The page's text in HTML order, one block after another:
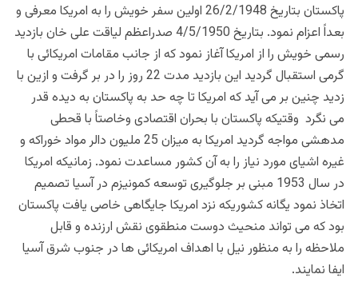
پاکستان بتاریخ 26/2/1948 اولین سفر خویش را به امریکا معرفی و
بعداً اعزام نمود. بتاریخ 4/5/1950 صدراعظم لیاقت علی خان بازدید
رسمی خویش را از امریکا آغاز نمود که از جانب مقامات امریکائی با
گرمی استقبال گردید این بازدید مدت 22 روز را در بر گرفت و ازین با
زدید چنین بر می آید که امریکا تا چه حد به پاکستان به دیده قدر
می نگرد وقتیکه پاکستان با بحران اقتصادی وخاصتاً با قحطی
مدهشی مواجه گردید امریکا به میزان 25 ملیون دالر مواد خوراکه و
غیره اشیای مورد نیاز را به آن کشور مساعدت نمود. زمانیکه امریکا
در سال 1953 مبنی بر جلوگیری توسعه کمونیزم در آسیا تصمیم
اتخاذ نمود یگانه کشوریکه نزد امریکا جایگاهی خاصی یافت پاکستان
بود که می تواند منحیث دوست منطقوی نقش ارزنده و قابل
ملاحظه را به منظور نیل با اهداف امریکائی ها در جنوب شرق آسیا
ایفا نمایند.